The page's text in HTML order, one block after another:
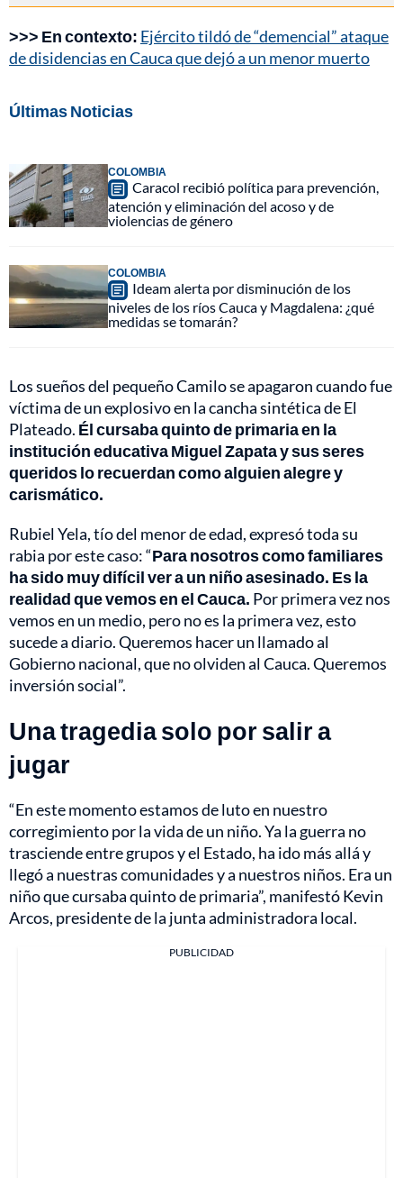
>>> En contexto: Ejército tildó de “demencial” ataque
de disidencias en Cauca que dejó a un menor muerto
Últimas Noticias
COLOMBIA
Caracol recibió política para prevención,
atención y eliminación del acoso y de
violencias de género
COLOMBIA
Ideam alerta por disminución de los
niveles de los ríos Cauca y Magdalena: ¿qué
medidas se tomarán?
Los sueños del pequeño Camilo se apagaron cuando fue
víctima de un explosivo en la cancha sintética de El
Plateado. Él cursaba quinto de primaria en la
institución educativa Miguel Zapata y sus seres
queridos lo recuerdan como alguien alegre y
carismático.
Rubiel Yela, tío del menor de edad, expresó toda su
rabia por este caso: “Para nosotros como familiares
ha sido muy difícil ver a un niño asesinado. Es la
realidad que vemos en el Cauca. Por primera vez nos
vemos en un medio, pero no es la primera vez, esto
sucede a diario. Queremos hacer un llamado al
Gobierno nacional, que no olviden al Cauca. Queremos
inversión social”.
Una tragedia solo por salir a
jugar
“En este momento estamos de luto en nuestro
corregimiento por la vida de un niño. Ya la guerra no
trasciende entre grupos y el Estado, ha ido más allá y
llegó a nuestras comunidades y a nuestros niños. Era un
niño que cursaba quinto de primaria”, manifestó Kevin
Arcos, presidente de la junta administradora local.
PUBLICIDAD